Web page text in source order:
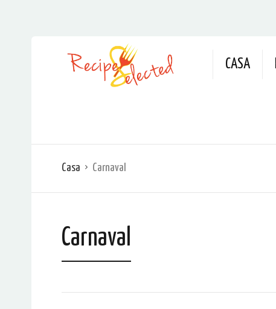
CASA
Casa Carnaval
Carnaval